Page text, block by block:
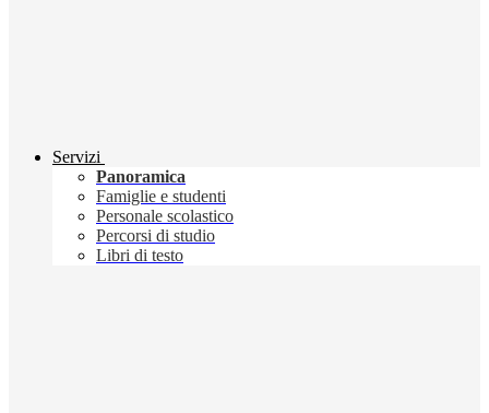
Servizi
Panoramica
Famiglie e studenti
Personale scolastico
Percorsi di studio
Libri di testo